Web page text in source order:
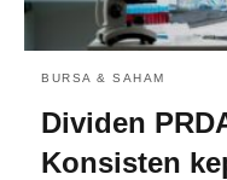
BURSA & SAHAM
Dividen
Konsisten